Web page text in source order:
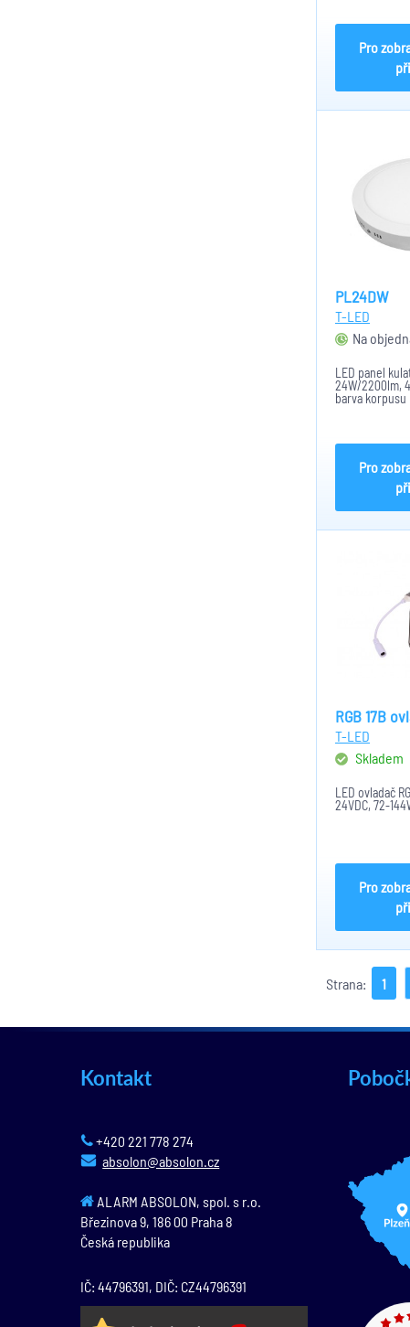
Pro
PL24DW
T-LED
Na
LED panel
24W/2200lm,
barva
mm, výška 35
Pro
RGB 17B
T-LED
Skladem
LED ovladač
24VDC, 72-
Pro
Strana: 1
Kontakt
+420 221 778 274
absolon@absolon.cz
ALARM ABSOLON, spol. s r.o.
Březinova 9,186 00 Praha 8
Česká republika
IČ: 44796391, DIČ: CZ44796391